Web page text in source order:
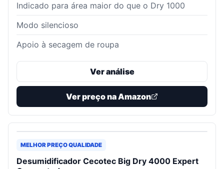
Indicado para área maior do que o Dry 1000
Modo silencioso
Apoio à secagem de roupa
Ver análise
Ver preço na Amazon
MELHOR PREÇO QUALIDADE
Desumidificador Cecotec Big Dry 4000 Expert